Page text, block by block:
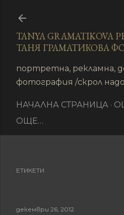
TANYA GRAMATIKOVA
ТАНЯ ГРАМАТИКОВА
портретна, рекламна,
фотография /скрол
НАЧАЛНА СТРАНИЦА
ОЩЕ…
ЕТИКЕТИ
декември 26, 2012